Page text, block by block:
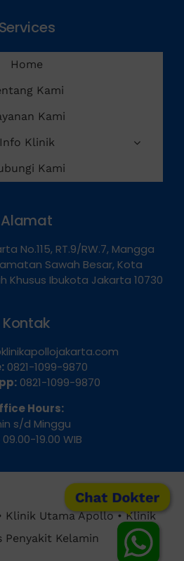
Chat Dokter
Kami
No.115, RT.9/RW.7, Mangga
Sawah Besar, Kota
0821-1099-9870
Hours:
s/d Minggu
Klinik Utama Apollo • Klinik